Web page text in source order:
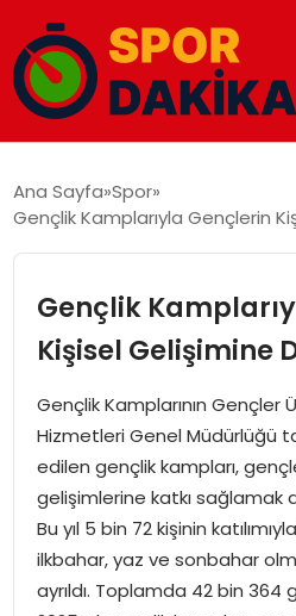
GÜNDEM
DÜNYA
EĞITIM
EKONOMI
MAGAZIN
SAĞLIK
SIYASET
Ana Sayfa Spor
Gençlik Kamplarıyla Gençlerin
Gençlik
Kişisel Gelişimine
Gençlik Kamplarının Gençler
Hizmetleri Genel Müdürlüğü
edilen gençlik kampları,
gelişimlerine katkı sağlamak
Bu yıl 5 bin 72 kişinin
ilkbahar, yaz ve sonbahar
ayrıldı. Toplamda 42 bin 364